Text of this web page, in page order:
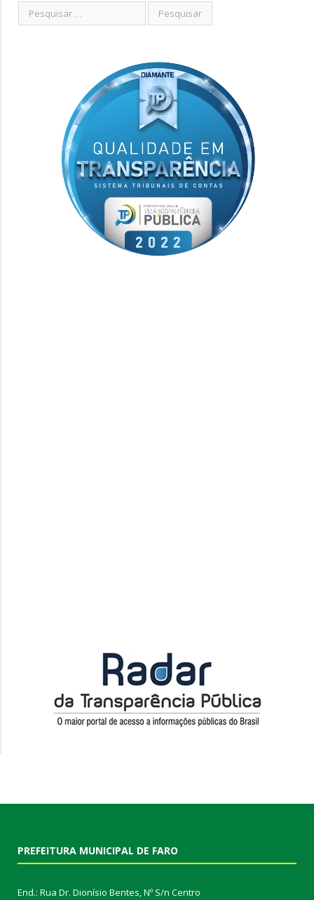
PREFEITURA MUNICIPAL DE FARO
End.: Rua Dr. Dionísio Bentes, Nº S/n Centro